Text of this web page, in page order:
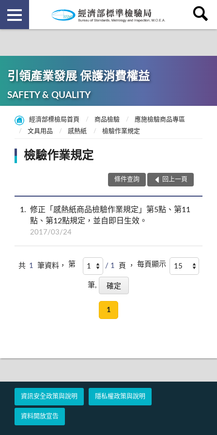
引領產業發展 保護消費權益
SAFETY & QUALITY
經濟部標檢局首頁 商品檢驗
應施檢驗商品專區
文具用品
感熱紙 檢驗作業規定
檢驗作業規定
條件查詢 回上一頁
1
修正「感熱紙商品檢驗作業規定」第5點、第11
點、第12點規定，並自即日生效。
2017/03/24
共 1 筆資料， 第 / 1 頁 ， 每頁顯示
筆,
1
資訊安全政策與說明 隱私權政策與說明
資料開放宣告